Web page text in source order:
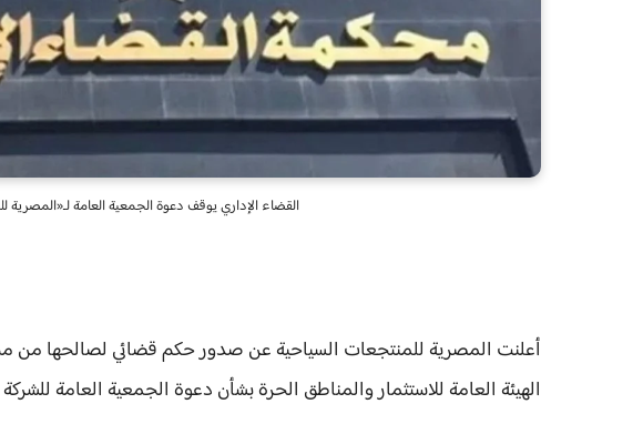
القضاء الإداري يوقف دعوة الجمعية العامة لـ«المصرية
أعلنت المصرية للمنتجعات السياحية عن صدور حكم قضائي لصالحها من
الهيئة العامة للاستثمار والمناطق الحرة بشأن دعوة الجمعية العامة للشركة